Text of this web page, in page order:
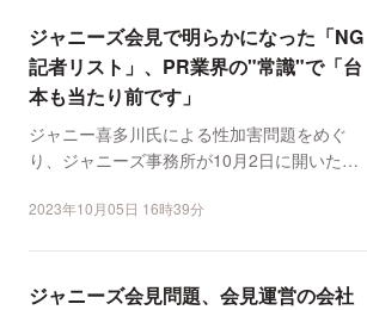
ジャニーズ会見で明らかになった「NG
記者リスト」、PR業界の"常識"で「台
本も当たり前です」
ジャニー喜多川氏による性加害問題をめぐ
り、ジャニーズ事務所が10月2日に開いた記
2023年10月05日 16時39分
ジャニーズ会見問題、会見運営の会社